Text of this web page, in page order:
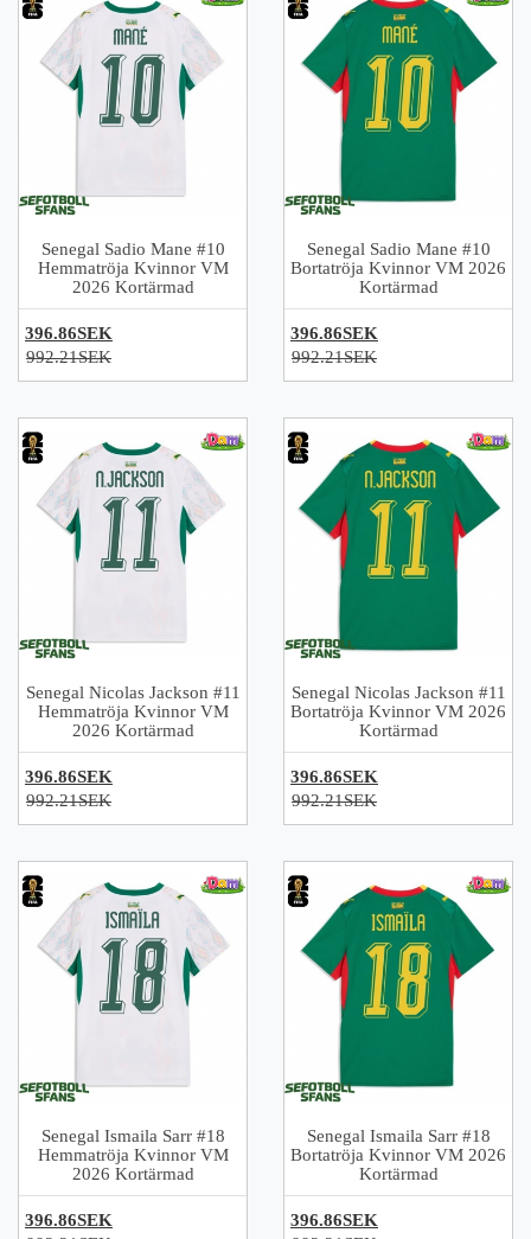
Senegal Sadio Mane #10
Hemmatröja Kvinnor VM
2026 Kortärmad
396.86SEK
992.21SEK
Senegal Sadio Mane #10
Bortatröja Kvinnor VM 2026
Kortärmad
396.86SEK
992.21SEK
Senegal Nicolas Jackson #11
Hemmatröja Kvinnor VM
2026 Kortärmad
396.86SEK
992.21SEK
Senegal Nicolas Jackson #11
Bortatröja Kvinnor VM 2026
Kortärmad
396.86SEK
992.21SEK
Senegal Ismaila Sarr #18
Hemmatröja Kvinnor VM
2026 Kortärmad
396.86SEK
Senegal Ismaila Sarr #18
Bortatröja Kvinnor VM 2026
Kortärmad
396.86SEK